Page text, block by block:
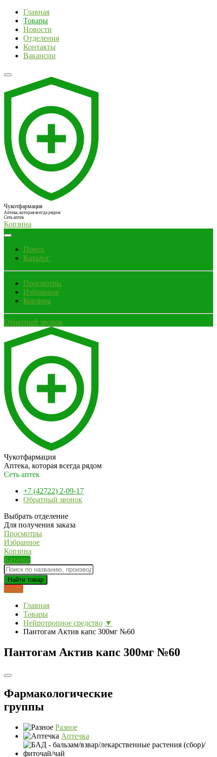
Главная
Товары
Новости
Отделения
Контакты
Вакансии
Чукотфармация
Аптека, которая всегда рядом
Сеть аптек
Корзина
Поиск
Каталог
Просмотры
Избранное
Корзина
Обратный звонок
Чукотфармация
Аптека, которая всегда рядом
Сеть аптек
+7 (42722) 2-09-17
Обратный звонок
Выбрать отделение
Для получения заказа
Просмотры
Избранное
Корзина
Каталог
Найти товар
0 руб.
Главная
Товары
Нейротропное средство ▼
Пантогам Актив капс 300мг №60
Пантогам Актив капс 300мг №60
Фармакологические
группы
Разное
Аптечка